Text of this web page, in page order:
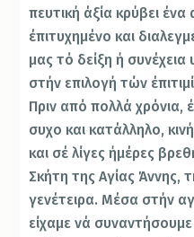
πευτική άξία κρύβει
έπιτυχημένο και
μας τό δείξη ή
στήν επιλογή τών
Πριν από πολλά
συχο και κατάλληλο,
και σέ λίγες ήμέρες
Σκήτη της Αγίας Άννης,
γενέτειρα. Μέσα στήν
είχαμε νά